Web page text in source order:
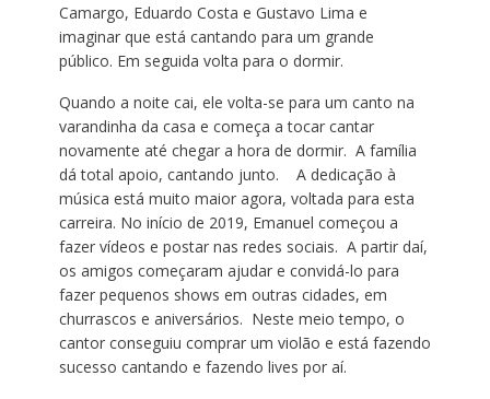
Camargo, Eduardo Costa e Gustavo Lima e
imaginar que está cantando para um grande
público. Em seguida volta para o dormir.
Quando a noite cai, ele volta-se para um canto na
varandinha da casa e começa a tocar cantar
novamente até chegar a hora de dormir. A família
dá total apoio, cantando junto. A dedicação à
música está muito maior agora, voltada para esta
carreira. No início de 2019, Emanuel começou a
fazer vídeos e postar nas redes sociais. A partir daí,
os amigos começaram ajudar e convidá-lo para
fazer pequenos shows em outras cidades, em
churrascos e aniversários. Neste meio tempo, o
cantor conseguiu comprar um violão e está fazendo
sucesso cantando e fazendo lives por aí.